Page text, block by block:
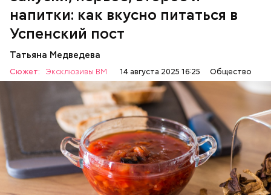
напитки: как вкусно питаться в
Успенский пост
Татьяна Медведева
Сюжет: Эксклюзивы ВМ 14 августа 2025 16:25 Общество
Баклажаны с овощами
ПРАВОСЛАВИЕ ЕДА РЕЦЕПТЫ